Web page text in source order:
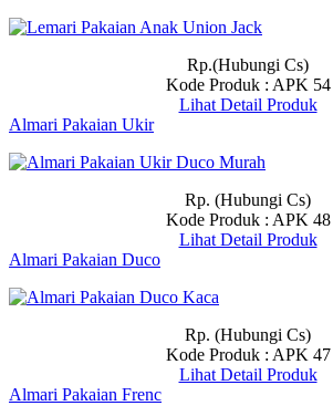
Rp.(Hubungi Cs)
Kode Produk : APK 54
Lihat Detail Produk
Almari Pakaian Ukir
Rp. (Hubungi Cs)
Kode Produk : APK 48
Lihat Detail Produk
Almari Pakaian Duco
Rp. (Hubungi Cs)
Kode Produk : APK 47
Lihat Detail Produk
Almari Pakaian Frenc